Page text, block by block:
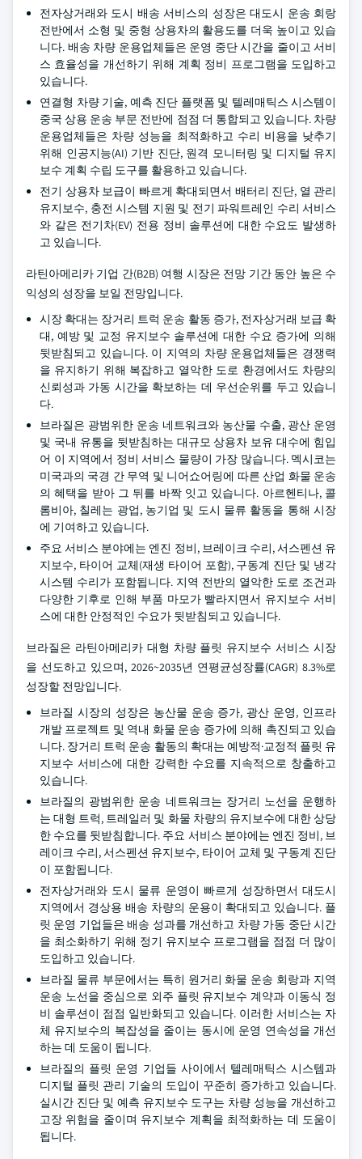
전자상거래와 도시 배송 서비스의 성장은 대도시 운송 회랑
전반에서 소형 및 중형 상용차의 활용도를 더욱 높이고 있습
니다. 배송 차량 운용업체들은 운영 중단 시간을 줄이고 서비
스 효율성을 개선하기 위해 계획 정비 프로그램을 도입하고
있습니다.
연결형 차량 기술, 예측 진단 플랫폼 및 텔레매틱스 시스템이
중국 상용 운송 부문 전반에 점점 더 통합되고 있습니다. 차량
운용업체들은 차량 성능을 최적화하고 수리 비용을 낮추기
위해 인공지능(AI) 기반 진단, 원격 모니터링 및 디지털 유지
보수 계획 수립 도구를 활용하고 있습니다.
전기 상용차 보급이 빠르게 확대되면서 배터리 진단, 열 관리
유지보수, 충전 시스템 지원 및 전기 파워트레인 수리 서비스
와 같은 전기차(EV) 전용 정비 솔루션에 대한 수요도 발생하
고 있습니다.
라틴아메리카 기업 간(B2B) 여행 시장은 전망 기간 동안 높은 수
익성의 성장을 보일 전망입니다.
시장 확대는 장거리 트럭 운송 활동 증가, 전자상거래 보급 확
대, 예방 및 교정 유지보수 솔루션에 대한 수요 증가에 의해
뒷받침되고 있습니다. 이 지역의 차량 운용업체들은 경쟁력
을 유지하기 위해 복잡하고 열악한 도로 환경에서도 차량의
신뢰성과 가동 시간을 확보하는 데 우선순위를 두고 있습니
다.
브라질은 광범위한 운송 네트워크와 농산물 수출, 광산 운영
및 국내 유통을 뒷받침하는 대규모 상용차 보유 대수에 힘입
어 이 지역에서 정비 서비스 물량이 가장 많습니다. 멕시코는
미국과의 국경 간 무역 및 니어쇼어링에 따른 산업 화물 운송
의 혜택을 받아 그 뒤를 바짝 잇고 있습니다. 아르헨티나, 콜
롬비아, 칠레는 광업, 농기업 및 도시 물류 활동을 통해 시장
에 기여하고 있습니다.
주요 서비스 분야에는 엔진 정비, 브레이크 수리, 서스펜션 유
지보수, 타이어 교체(재생 타이어 포함), 구동계 진단 및 냉각
시스템 수리가 포함됩니다. 지역 전반의 열악한 도로 조건과
다양한 기후로 인해 부품 마모가 빨라지면서 유지보수 서비
스에 대한 안정적인 수요가 뒷받침되고 있습니다.
브라질은 라틴아메리카 대형 차량 플릿 유지보수 서비스 시장
을 선도하고 있으며, 2026~2035년 연평균성장률(CAGR) 8.3%로
성장할 전망입니다.
브라질 시장의 성장은 농산물 운송 증가, 광산 운영, 인프라
개발 프로젝트 및 역내 화물 운송 증가에 의해 촉진되고 있습
니다. 장거리 트럭 운송 활동의 확대는 예방적·교정적 플릿 유
지보수 서비스에 대한 강력한 수요를 지속적으로 창출하고
있습니다.
브라질의 광범위한 운송 네트워크는 장거리 노선을 운행하
는 대형 트럭, 트레일러 및 화물 차량의 유지보수에 대한 상당
한 수요를 뒷받침합니다. 주요 서비스 분야에는 엔진 정비, 브
레이크 수리, 서스펜션 유지보수, 타이어 교체 및 구동계 진단
이 포함됩니다.
전자상거래와 도시 물류 운영이 빠르게 성장하면서 대도시
지역에서 경상용 배송 차량의 운용이 확대되고 있습니다. 플
릿 운영 기업들은 배송 성과를 개선하고 차량 가동 중단 시간
을 최소화하기 위해 정기 유지보수 프로그램을 점점 더 많이
도입하고 있습니다.
브라질 물류 부문에서는 특히 원거리 화물 운송 회랑과 지역
운송 노선을 중심으로 외주 플릿 유지보수 계약과 이동식 정
비 솔루션이 점점 일반화되고 있습니다. 이러한 서비스는 자
체 유지보수의 복잡성을 줄이는 동시에 운영 연속성을 개선
하는 데 도움이 됩니다.
브라질의 플릿 운영 기업들 사이에서 텔레매틱스 시스템과
디지털 플릿 관리 기술의 도입이 꾸준히 증가하고 있습니다.
실시간 진단 및 예측 유지보수 도구는 차량 성능을 개선하고
고장 위험을 줄이며 유지보수 계획을 최적화하는 데 도움이
됩니다.